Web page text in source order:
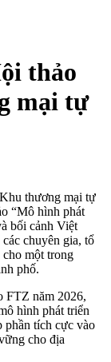
thảo
mại tự
thương mại tự
“Mô hình phát
bối cảnh Việt
chuyên gia, tổ
một trong
phố.
FTZ năm 2026,
hình phát triển
phần tích cực vào
cho địa